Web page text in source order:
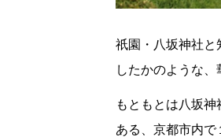
祇園・八坂神社と
したかのような、
もともとは八坂
ある、京都市内